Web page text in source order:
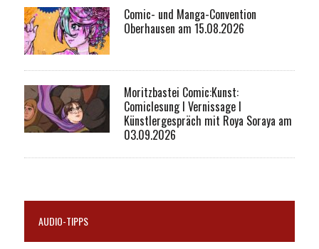
Comic- und Manga-Convention
Oberhausen am 15.08.2026
Moritzbastei Comic:Kunst:
Comiclesung I Vernissage I
Künstlergespräch mit Roya Soraya am
03.09.2026
AUDIO-TIPPS